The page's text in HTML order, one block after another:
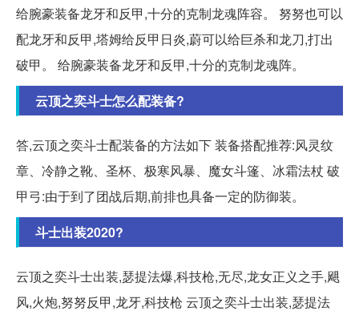
给腕豪装备龙牙和反甲,十分的克制龙魂阵容。 努努也可以
配龙牙和反甲,塔姆给反甲日炎,蔚可以给巨杀和龙刀,打出
破甲。 给腕豪装备龙牙和反甲,十分的克制龙魂阵。
云顶之奕斗士怎么配装备?
答,云顶之奕斗士配装备的方法如下 装备搭配推荐:风灵纹
章、冷静之靴、圣杯、极寒风暴、魔女斗篷、冰霜法杖 破
甲弓:由于到了团战后期,前排也具备一定的防御装。
斗士出装2020?
云顶之奕斗士出装,瑟提法爆,科技枪,无尽,龙女正义之手,飓
风,火炮,努努反甲,龙牙,科技枪 云顶之奕斗士出装,瑟提法